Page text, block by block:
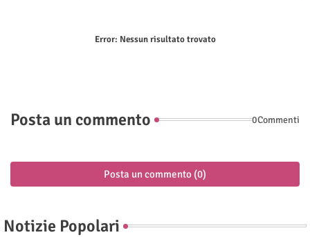
Error: Nessun risultato trovato
Posta un commento 0Commenti
Posta un commento (0)
Notizie Popolari